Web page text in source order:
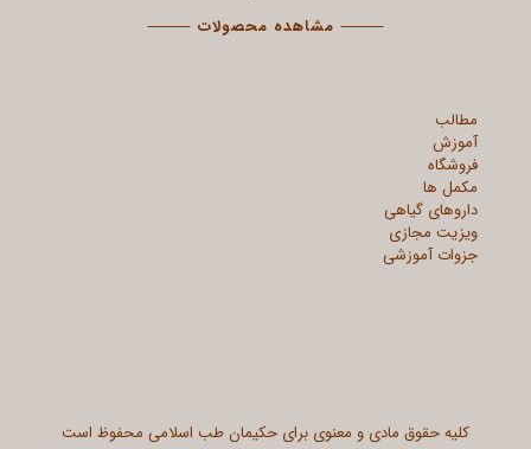
⸻ مشاهده محصولات ⸻
مطالب
آموزش
فروشگاه
مکمل ها
داروهای گیاهی
ویزیت مجازی
جزوات آموزشی
کلیه حقوق مادی و معنوی برای حکیمان طب اسلامی محفوظ است